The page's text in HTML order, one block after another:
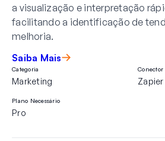
a visualização e interpretação
facilitando a identificação de
melhoria.
Saiba Mais
Categoria
Marketing
Conector
Zapier
Plano Necessário
Pro